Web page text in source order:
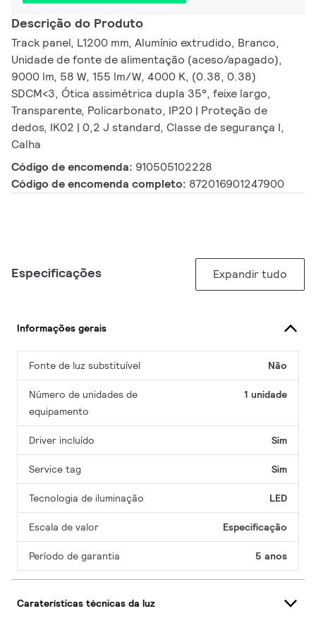
Descrição do Produto
Track panel, L1200 mm, Alumínio extrudido, Branco,
Unidade de fonte de alimentação (aceso/apagado),
9000 lm, 58 W, 155 lm/W, 4000 K, (0.38, 0.38)
SDCM<3, Ótica assimétrica dupla 35°, feixe largo,
Transparente, Policarbonato, IP20 | Proteção de
dedos, IK02 | 0,2 J standard, Classe de segurança I,
Calha
Código de encomenda: 910505102228
Código de encomenda completo: 872016901247900
Especificações Expandir tudo
Informações gerais
Fonte de luz substituível Não
Número de unidades de
equipamento
1 unidade
Driver incluído Sim
Service tag Sim
Tecnologia de iluminação LED
Escala de valor Especificação
Período de garantia 5 anos
Caraterísticas técnicas da luz